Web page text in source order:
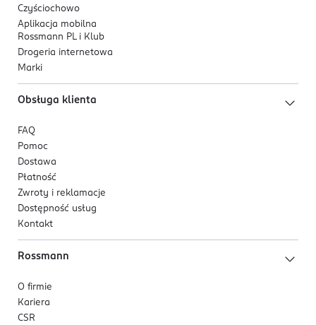
Czyściochowo
Aplikacja mobilna
Rossmann PL i Klub
Drogeria internetowa
Marki
Obsługa klienta
FAQ
Pomoc
Dostawa
Płatność
Zwroty i reklamacje
Dostępność usług
Kontakt
Rossmann
O firmie
Kariera
CSR